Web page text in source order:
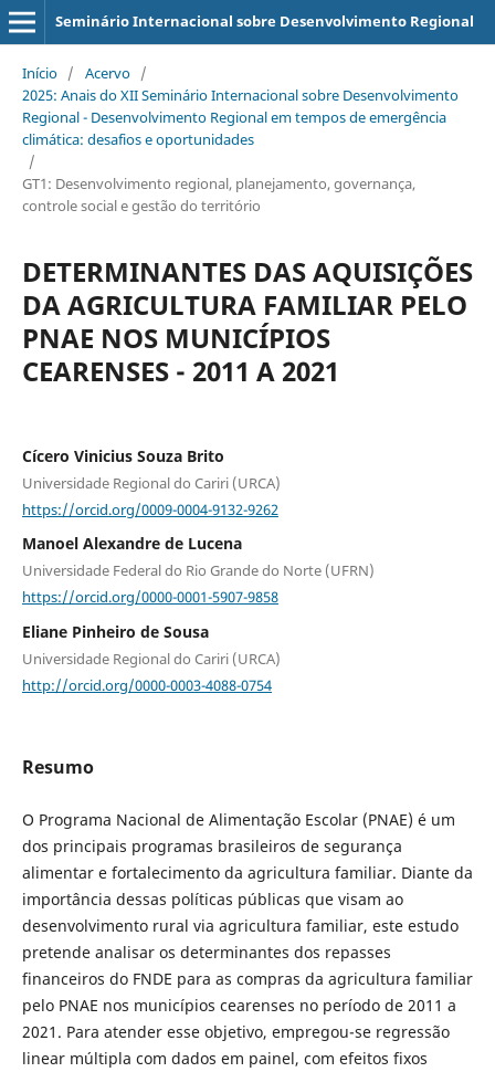
Seminário Internacional sobre Desenvolvimento Regional
Início / Acervo /
2025: Anais do XII Seminário Internacional sobre Desenvolvimento
Regional - Desenvolvimento Regional em tempos de emergência
climática: desafios e oportunidades
/
GT1: Desenvolvimento regional, planejamento, governança,
controle social e gestão do território
DETERMINANTES DAS AQUISIÇÕES
DA AGRICULTURA FAMILIAR PELO
PNAE NOS MUNICÍPIOS
CEARENSES - 2011 A 2021
Cícero Vinicius Souza Brito
Universidade Regional do Cariri (URCA)
https://orcid.org/0009-0004-9132-9262
Manoel Alexandre de Lucena
Universidade Federal do Rio Grande do Norte (UFRN)
https://orcid.org/0000-0001-5907-9858
Eliane Pinheiro de Sousa
Universidade Regional do Cariri (URCA)
http://orcid.org/0000-0003-4088-0754
Resumo
O Programa Nacional de Alimentação Escolar (PNAE) é um
dos principais programas brasileiros de segurança
alimentar e fortalecimento da agricultura familiar. Diante da
importância dessas políticas públicas que visam ao
desenvolvimento rural via agricultura familiar, este estudo
pretende analisar os determinantes dos repasses
financeiros do FNDE para as compras da agricultura familiar
pelo PNAE nos municípios cearenses no período de 2011 a
2021. Para atender esse objetivo, empregou-se regressão
linear múltipla com dados em painel, com efeitos fixos